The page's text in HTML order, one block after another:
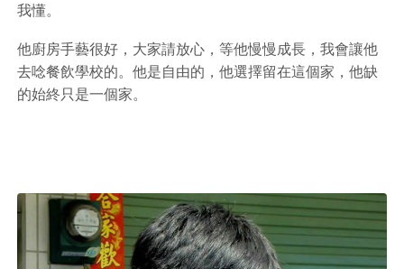
我懂。
他廚房手藝很好，大家請放心，等他慢慢成長，我會讓他
去唸餐飲學校的。他是自由的，他選擇留在這個家，他缺
的始終只是一個家。